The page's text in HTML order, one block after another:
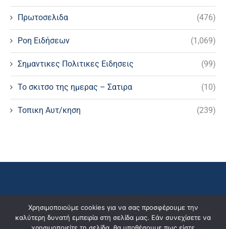
Πρωτοσελιδα (476)
Ροη Ειδήσεων (1,069)
Σημαντικες Πολιτικες Ειδησεις (99)
Το σκιτσο της ημερας – Σατιρα (10)
Τοπικη Αυτ/κηση (239)
Χρησιμοποιούμε cookies για να σας προσφέρουμε την
καλύτερη δυνατή εμπειρία στη σελίδα μας. Εάν συνεχίσετε να